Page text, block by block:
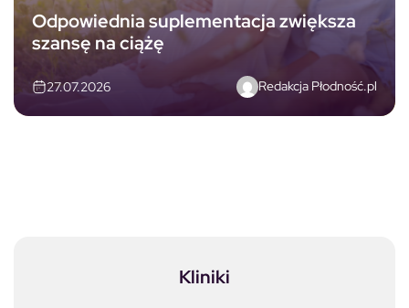
Odpowiednia suplementacja zwiększa
szansę na ciążę
27.07.2026 Redakcja Płodność.pl
Kliniki